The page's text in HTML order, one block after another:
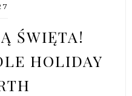
ŚWIĘTA!
HOLIDAY